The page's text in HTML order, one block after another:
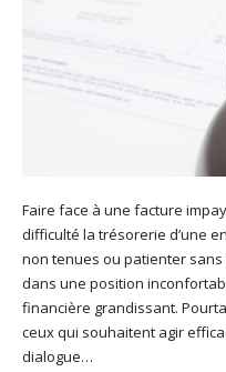
Faire face à une facture
difficulté la trésorerie d’une
non tenues ou patienter
dans une position
financière grandissant.
ceux qui souhaitent agir
dialogue…